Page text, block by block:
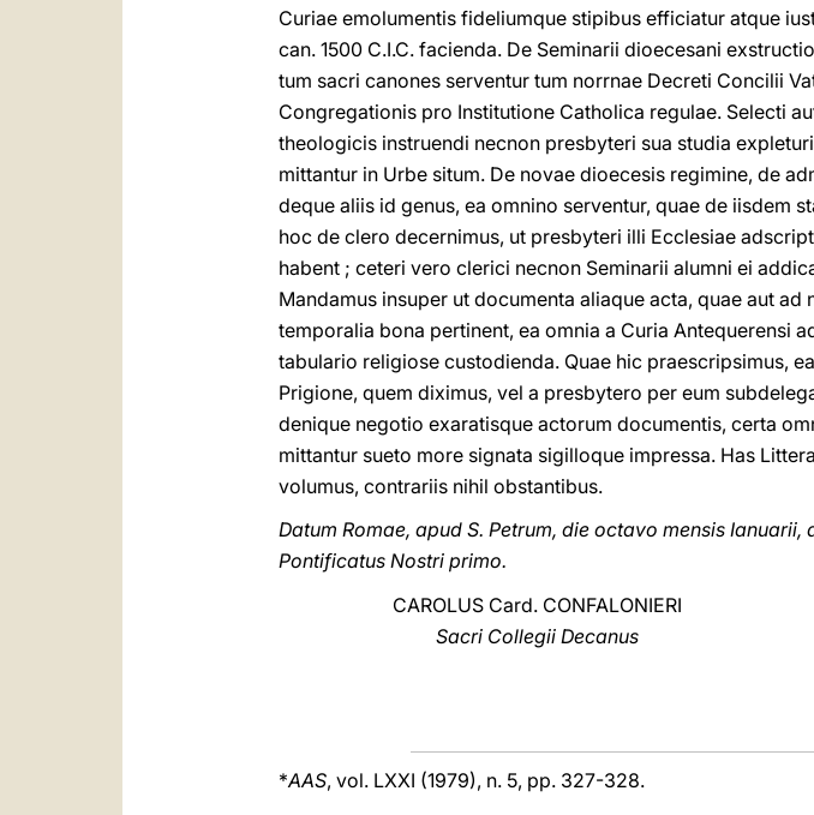
Curiae emolumentis fideliumque stipibus efficiatur atque
can. 1500 C.I.C. facienda. De Seminarii dioecesani
tum sacri canones serventur tum norrnae Decreti Concilii
Congregationis pro Institutione Catholica regulae. Selecti
theologicis instruendi necnon presbyteri sua studia
mittantur in Urbe situm. De novae dioecesis regimine, de
deque aliis id genus, ea omnino serventur, quae de iisdem
hoc de clero decernimus, ut presbyteri illi Ecclesiae
habent ; ceteri vero clerici necnon Seminarii alumni ei
Mandamus insuper ut documenta aliaque acta, quae aut
temporalia bona pertinent, ea omnia a Curia Antequerensi
tabulario religiose custodienda. Quae hic praescripsimus,
Prigione, quem diximus, vel a presbytero per eum
denique negotio exaratisque actorum documentis, certa
mittantur sueto more signata sigilloque impressa. Has
volumus, contrariis nihil obstantibus.
Datum Romae, apud S. Petrum, die octavo mensis
Pontificatus Nostri primo.
CAROLUS Card. CONFALONIERI
Sacri Collegii Decanus
*AAS, vol. LXXI (1979), n. 5, pp. 327-328.